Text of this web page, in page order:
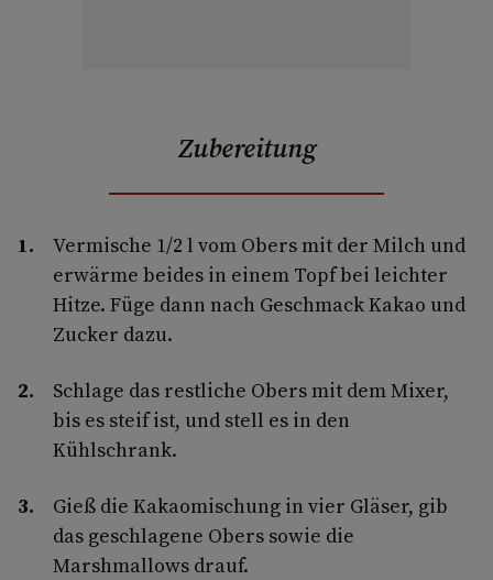
Zubereitung
Vermische 1/2 l vom Obers mit der Milch und
erwärme beides in einem Topf bei leichter
Hitze. Füge dann nach Geschmack Kakao und
Zucker dazu.
Schlage das restliche Obers mit dem Mixer,
bis es steif ist, und stell es in den
Kühlschrank.
Gieß die Kakaomischung in vier Gläser, gib
das geschlagene Obers sowie die
Marshmallows drauf.